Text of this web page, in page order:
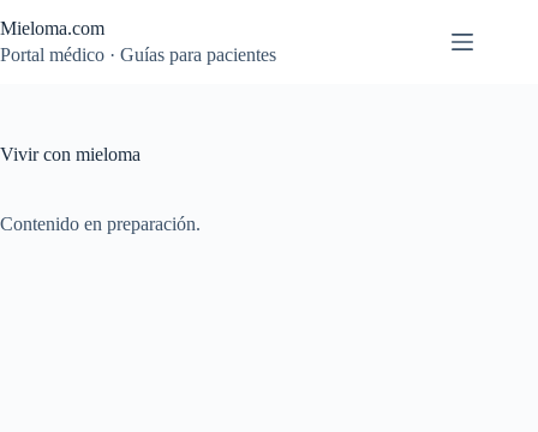
al
contenido
Mieloma.com
Portal médico · Guías para pacientes
Vivir con mieloma
Contenido en preparación.